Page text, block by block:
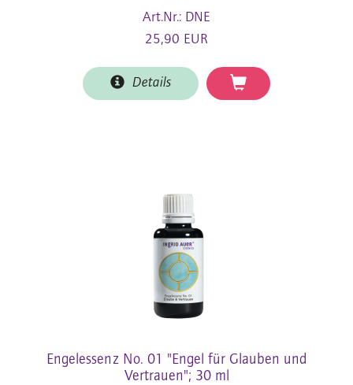
Art.Nr.: DNE
25,90 EUR
Details
Engelessenz No. 01 "Engel für Glauben und
Vertrauen"; 30 ml